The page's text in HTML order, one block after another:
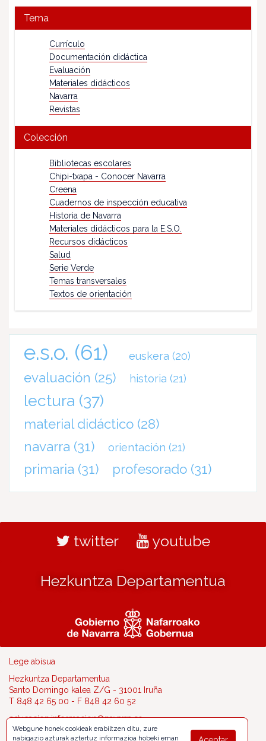
Tema
Currículo
Documentación didáctica
Evaluación
Materiales didácticos
Navarra
Revistas
Colección
Bibliotecas escolares
Chipi-txapa - Conocer Navarra
Creena
Cuadernos de inspección educativa
Historia de Navarra
Materiales didácticos para la E.S.O.
Recursos didácticos
Salud
Serie Verde
Temas transversales
Textos de orientación
e.s.o. (61) euskera (20)
evaluación (25) historia (21)
lectura (37)
material didáctico (28)
navarra (31) orientación (21)
primaria (31) profesorado (31)
twitter youtube
Hezkuntza Departamentua
Lege abisua
Hezkuntza Departamentua
Santo Domingo kalea Z/G - 31001 Iruña
T 848 42 65 00 - F 848 42 60 52
educacion.informacion@navarra.es
Webgune honek cookieak erabiltzen ditu, zure
nabigazio azturak aztertuz informazioa hobeki eman